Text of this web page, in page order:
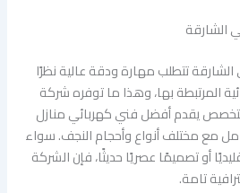
الشارقة
تتطلب مهارة ودقة عالية نظرًا
المرتبطة بها، وهذا ما توفره شركة
يقدم أفضل فني كهربائي منازل
مع مختلف أنواع وأحجام النجف. سواء
أو تصميمًا عصريًا حديثًا، فإن الشركة
تامة.